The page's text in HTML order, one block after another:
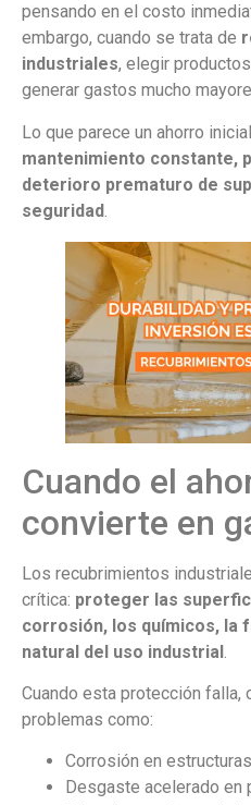
pensando en el costo
embargo, cuando se trata de
industriales, elegir
generar gastos mucho
Lo que parece un ahorro
mantenimiento constante,
deterioro prematuro de
seguridad.
Cuando el
convierte en
Los recubrimientos
crítica: proteger las
corrosión, los químicos, la
natural del uso industrial
Cuando esta protección falla,
problemas como:
Corrosión en
Desgaste acelerado